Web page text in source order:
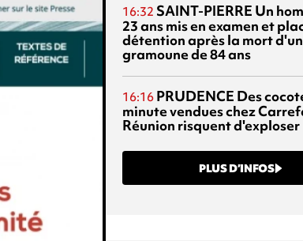
16:32 SAINT-PIERRE Un
23 ans mis en examen et
détention après la mort
gramoune de 84 ans
16:16 PRUDENCE Des
minute vendues chez
Réunion risquent d'exploser
PLUS D’INFOS